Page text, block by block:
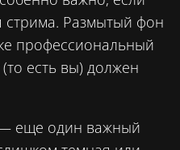
стрима. Размытый фон
профессиональный
есть вы) должен
— еще один важный